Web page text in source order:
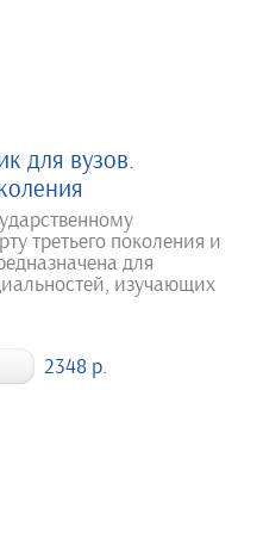
для вузов.
третьего поколения и
для
изучающих
2348 р.